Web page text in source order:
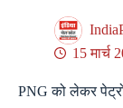
15 मार्च
PNG को लेकर